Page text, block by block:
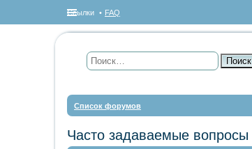
Ссылки FAQ
Поиск
Список форумов
Часто задаваемые вопросы